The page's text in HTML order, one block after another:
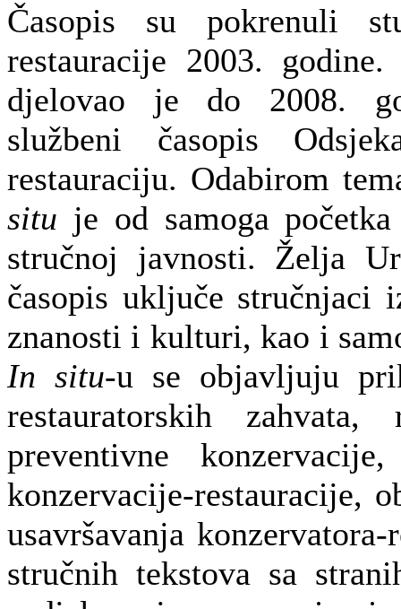
Časopis su pokrenuli
restauracije 2003.
djelovao je do 2008.
službeni časopis
restauraciju. Odabirom
situ je od samoga
stručnoj javnosti. Želja
časopis uključe stručnjaci
znanosti i kulturi, kao i
In situ-u se objavljuju
restauratorskih
preventivne
konzervacije-restauracije,
usavršavanja
stručnih tekstova sa